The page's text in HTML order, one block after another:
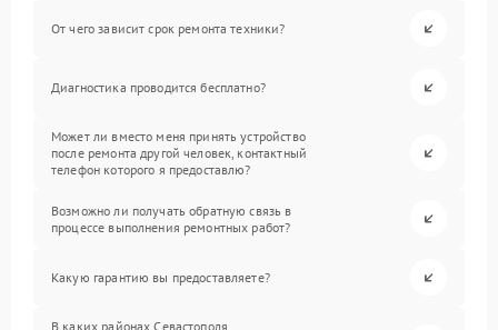
От чего зависит срок ремонта техники?
Диагностика проводится бесплатно?
Может ли вместо меня принять устройство
после ремонта другой человек, контактный
телефон которого я предоставлю?
Возможно ли получать обратную связь в
процессе выполнения ремонтных работ?
Какую гарантию вы предоставляете?
В каких районах Севастополя